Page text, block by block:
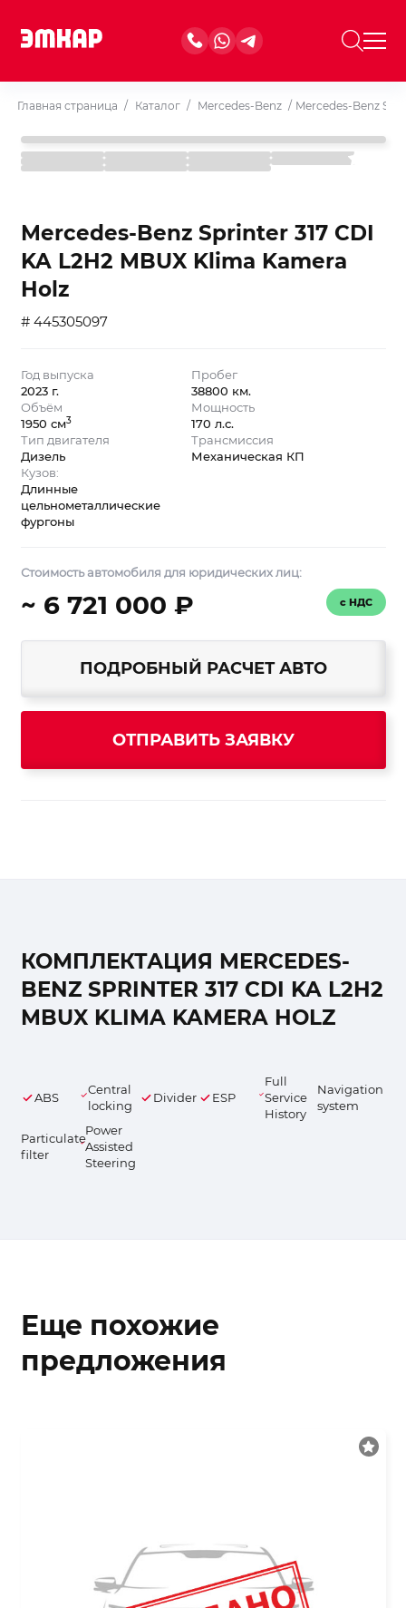
Главная страница / Каталог / Mercedes-Benz / Mercedes-Benz
Mercedes-Benz Sprinter 317 CDI
KA L2H2 MBUX Klima Kamera
Holz
# 445305097
Год выпуска
2023 г.
Пробег
38800 км.
Объём
1950 см3
Мощность
170 л.с.
Тип двигателя
Дизель
Трансмиссия
Механическая КП
Кузов:
Длинные
цельнометаллические
фургоны
Стоимость автомобиля для юридических лиц:
~ 6 721 000 ₽ с НДС
ПОДРОБНЫЙ РАСЧЕТ АВТО
ОТПРАВИТЬ ЗАЯВКУ
КОМПЛЕКТАЦИЯ MERCEDES-
BENZ SPRINTER 317 CDI KA L2H2
MBUX KLIMA KAMERA HOLZ
ABS
Central
locking
Divider ESP
Full
Service
History
Navigation
system
Particulate
filter
Power
Assisted
Steering
Еще похожие
предложения